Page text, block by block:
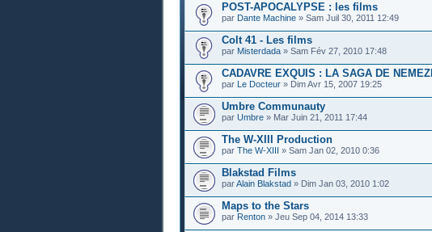
POST-APOCALYPSE : les films
par Dante Machine » Sam Juil 30, 2011 12:49
Colt 41 - Les films
par Misterdada » Sam Fév 27, 2010 17:48
CADAVRE EXQUIS : LA SAGA DE
par Le Docteur » Dim Avr 15, 2007 19:25
Umbre Communauty
par Umbre » Mar Juin 21, 2011 17:44
The W-XIII Production
par The W-XIII » Sam Jan 02, 2010 0:36
Blakstad Films
parAlain Blakstad » Dim Jan 03, 2010 1:02
Maps to the Stars
par Renton » Jeu Sep 04, 2014 13:33